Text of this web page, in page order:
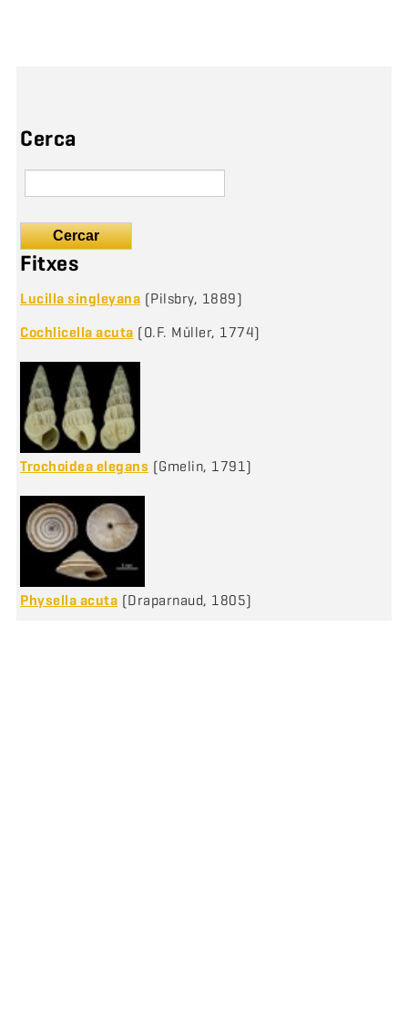
Cerca
Cercar
Fitxes
Lucilla singleyana (Pilsbry, 1889)
Cochlicella acuta (O.F. Müller, 1774)
Trochoidea elegans (Gmelin, 1791)
Physella acuta (Draparnaud, 1805)